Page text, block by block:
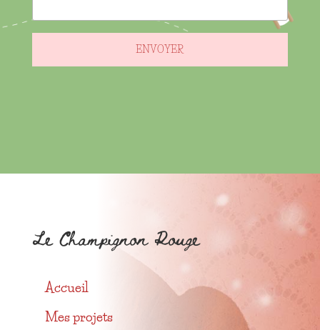
ENVOYER
Le Champignon Rouge
Accueil
Mes projets